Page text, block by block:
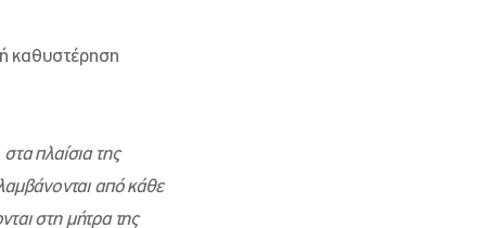
καθυστέρηση
πλαίσια της
από κάθε
στη μήτρα της